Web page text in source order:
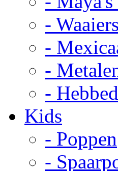
- Waaiers
-
-
-
Kids
- Poppen
-